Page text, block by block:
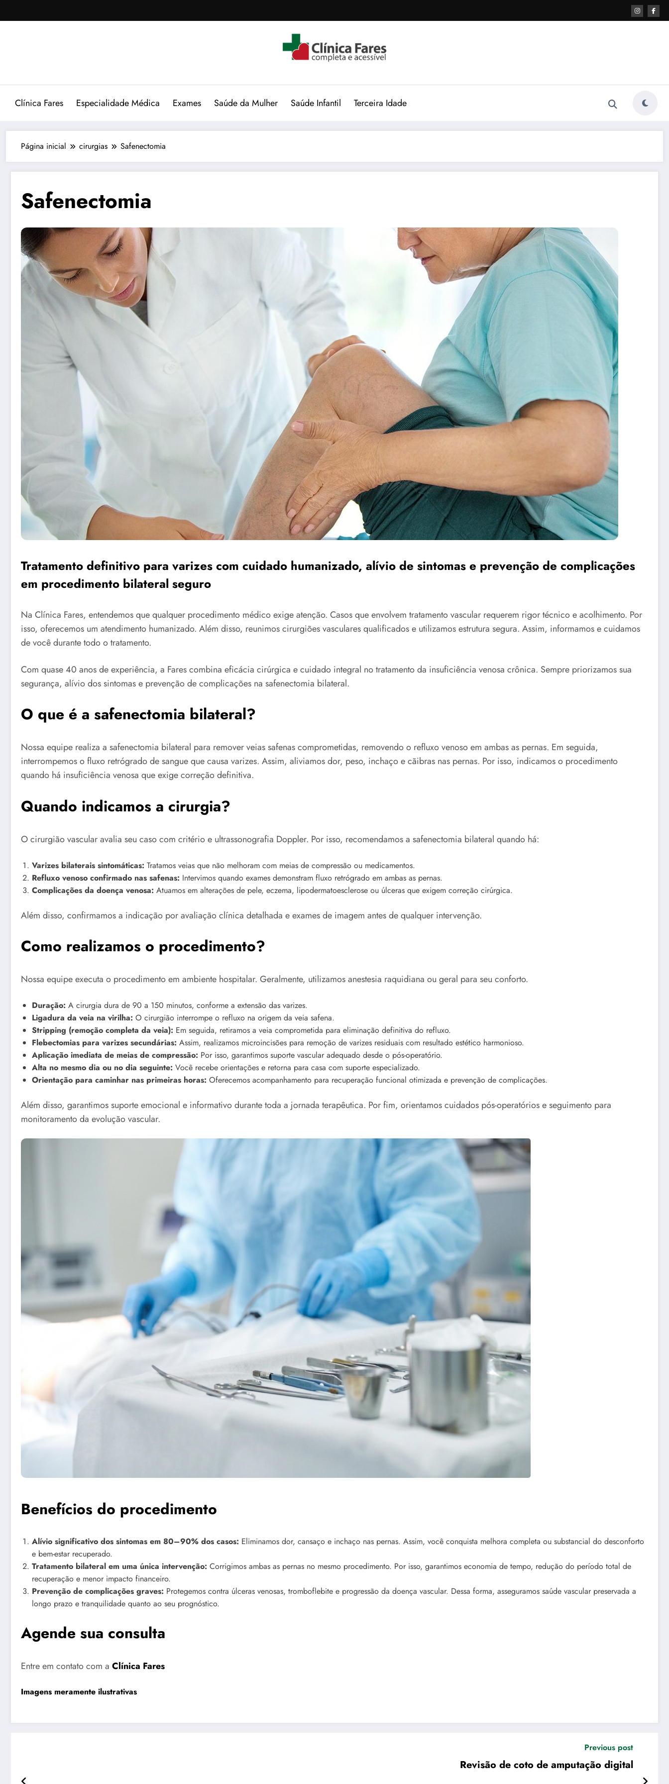
para
Clínica Fares Especialidade Médica Exames Saúde da Mulher Saúde Infantil Terceira Idade
Página inicial cirurgias Safenectomia
Safenectomia
Tratamento definitivo para varizes com cuidado humanizado, alívio de sintomas e prevenção de complicações
em procedimento bilateral seguro
Na Clínica Fares, entendemos que qualquer procedimento médico exige atenção. Casos que envolvem tratamento vascular requerem rigor técnico e acolhimento. Por
isso, oferecemos um atendimento humanizado. Além disso, reunimos cirurgiões vasculares qualificados e utilizamos estrutura segura. Assim, informamos e cuidamos
de você durante todo o tratamento.
Com quase 40 anos de experiência, a Fares combina eficácia cirúrgica e cuidado integral no tratamento da insuficiência venosa crônica. Sempre priorizamos sua
segurança, alívio dos sintomas e prevenção de complicações na safenectomia bilateral.
O que é a safenectomia bilateral?
Nossa equipe realiza a safenectomia bilateral para remover veias safenas comprometidas, removendo o refluxo venoso em ambas as pernas. Em seguida,
interrompemos o fluxo retrógrado de sangue que causa varizes. Assim, aliviamos dor, peso, inchaço e cãibras nas pernas. Por isso, indicamos o procedimento
quando há insuficiência venosa que exige correção definitiva.
Quando indicamos a cirurgia?
O cirurgião vascular avalia seu caso com critério e ultrassonografia Doppler. Por isso, recomendamos a safenectomia bilateral quando há:
Varizes bilaterais sintomáticas: Tratamos veias que não melhoram com meias de compressão ou medicamentos.
Refluxo venoso confirmado nas safenas: Intervimos quando exames demonstram fluxo retrógrado em ambas as pernas.
Complicações da doença venosa: Atuamos em alterações de pele, eczema, lipodermatoesclerose ou úlceras que exigem correção cirúrgica.
Além disso, confirmamos a indicação por avaliação clínica detalhada e exames de imagem antes de qualquer intervenção.
Como realizamos o procedimento?
Nossa equipe executa o procedimento em ambiente hospitalar. Geralmente, utilizamos anestesia raquidiana ou geral para seu conforto.
Duração: A cirurgia dura de 90 a 150 minutos, conforme a extensão das varizes.
Ligadura da veia na virilha: O cirurgião interrompe o refluxo na origem da veia safena.
Stripping (remoção completa da veia): Em seguida, retiramos a veia comprometida para eliminação definitiva do refluxo.
Flebectomias para varizes secundárias: Assim, realizamos microincisões para remoção de varizes residuais com resultado estético harmonioso.
Aplicação imediata de meias de compressão: Por isso, garantimos suporte vascular adequado desde o pós-operatório.
Alta no mesmo dia ou no dia seguinte: Você recebe orientações e retorna para casa com suporte especializado.
Orientação para caminhar nas primeiras horas: Oferecemos acompanhamento para recuperação funcional otimizada e prevenção de complicações.
Além disso, garantimos suporte emocional e informativo durante toda a jornada terapêutica. Por fim, orientamos cuidados pós-operatórios e seguimento para
monitoramento da evolução vascular.
Benefícios do procedimento
Alívio significativo dos sintomas em 80–90% dos casos: Eliminamos dor, cansaço e inchaço nas pernas. Assim, você conquista melhora completa ou substancial do desconforto
e bem-estar recuperado.
Tratamento bilateral em uma única intervenção: Corrigimos ambas as pernas no mesmo procedimento. Por isso, garantimos economia de tempo, redução do período total de
recuperação e menor impacto financeiro.
Prevenção de complicações graves: Protegemos contra úlceras venosas, tromboflebite e progressão da doença vascular. Dessa forma, asseguramos saúde vascular preservada a
longo prazo e tranquilidade quanto ao seu prognóstico.
Agende sua consulta
Entre em contato com a Clínica Fares
Imagens meramente ilustrativas
Previous post
Revisão de coto de amputação digital